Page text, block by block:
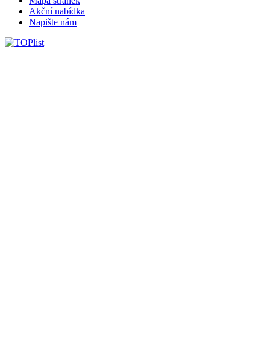
Akční nabídka
Napište nám